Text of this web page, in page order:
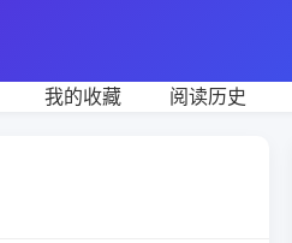
我的收藏 阅读历史